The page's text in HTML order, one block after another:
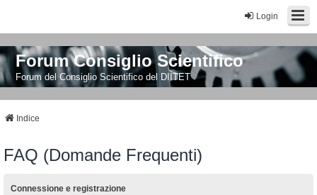
Login
Forum Consiglio Scientifico
Forum del Consiglio Scientifico del DIITET
Indice
FAQ (Domande Frequenti)
Connessione e registrazione